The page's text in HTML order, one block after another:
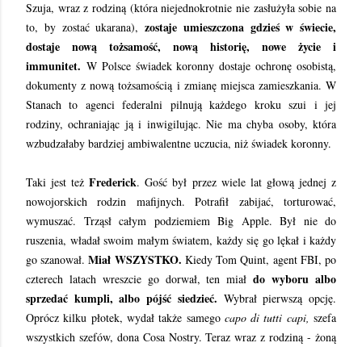
Szuja, wraz z rodziną (która niejednokrotnie nie zasłużyła sobie na
to, by zostać ukarana), zostaje umieszczona gdzieś w świecie,
dostaje nową tożsamość, nową historię, nowe życie i
immunitet. W Polsce świadek koronny dostaje ochronę osobistą,
dokumenty z nową tożsamością i zmianę miejsca zamieszkania. W
Stanach to agenci federalni pilnują każdego kroku szui i jej
rodziny, ochraniając ją i inwigilując. Nie ma chyba osoby, która
wzbudzałaby bardziej ambiwalentne uczucia, niż świadek koronny.
Taki jest teżFrederick. Gość był przez wiele lat głową jednej z
nowojorskich rodzin mafijnych. Potrafił zabijać, torturować,
wymuszać. Trząsł całym podziemiem Big Apple. Był nie do
ruszenia, władał swoim małym światem, każdy się go lękał i każdy
go szanował.Miał WSZYSTKO. Kiedy Tom Quint, agent FBI, po
czterech latach wreszcie go dorwał, ten miałdo wyboru albo
sprzedać kumpli, albo pójść siedzieć. Wybrał pierwszą opcję.
Oprócz kilku płotek, wydał także samego capo di tutti capi, szefa
wszystkich szefów, dona Cosa Nostry. Teraz wraz z rodziną - żoną